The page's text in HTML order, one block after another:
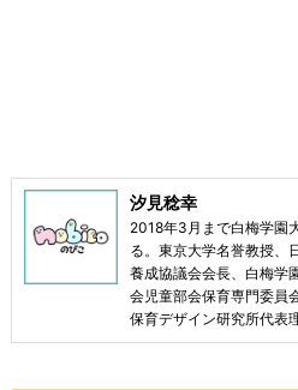
汐見稔幸
2018年3月まで白梅学園
る。東京大学名誉教授、
養成協議会会長、白梅学
会児童部会保育専門委員
保育デザイン研究所代表理